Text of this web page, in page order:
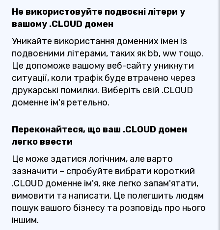
Не використовуйте подвоєні літери у
вашому .CLOUD домен
Уникайте використання доменних імен із
подвоєними літерами, таких як bb, ww тощо.
Це допоможе вашому веб-сайту уникнути
ситуації, коли трафік буде втрачено через
друкарські помилки. Виберіть свій .CLOUD
доменне ім'я ретельно.
Переконайтеся, що ваш .CLOUD домен
легко ввести
Це може здатися логічним, але варто
зазначити – спробуйте вибрати короткий
.CLOUD доменне ім'я, яке легко запам'ятати,
вимовити та написати. Це полегшить людям
пошук вашого бізнесу та розповідь про нього
іншим.